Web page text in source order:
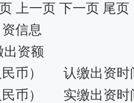
上一页 下一页 尾页
信息
出资额
币）
认缴出资时
币）
实缴出资时